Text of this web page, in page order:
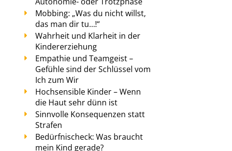
Mobbing: „Was du nicht willst,
das man dir tu…!“
Wahrheit und Klarheit in der
Kindererziehung
Empathie und Teamgeist –
Gefühle sind der Schlüssel vom
Ich zum Wir
Hochsensible Kinder – Wenn
die Haut sehr dünn ist
Sinnvolle Konsequenzen statt
Strafen
Bedürfnischeck: Was braucht
mein Kind gerade?